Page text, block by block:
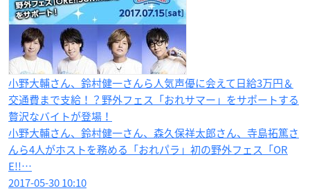
小野大輔さん、鈴村健一さんら人気声優に会えて日給3万円＆
交通費まで支給！？野外フェス「おれサマー」をサポートする
贅沢なバイトが登場！
小野大輔さん、鈴村健一さん、森久保祥太郎さん、寺島拓篤さ
んら4人がホストを務める「おれパラ」初の野外フェス「OR
E!!…
2017-05-30 10:10